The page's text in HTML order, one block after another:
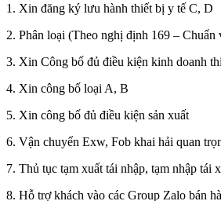
1. Xin đăng ký lưu hành thiết bị y tế C, D
2. Phân loại (Theo nghị định 169 – Chuẩn
3. Xin Công bố đủ điều kiện kinh doanh
4. Xin công bố loại A, B
5. Xin công bố đủ điều kiện sản xuất
6. Vận chuyển Exw, Fob khai hải quan
7. Thủ tục tạm xuất tái nhập, tạm nhập tái
8. Hỗ trợ khách vào các Group Zalo bán